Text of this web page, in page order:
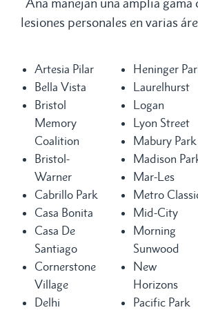
lesiones personales en varias
Artesia Pilar
Bella Vista
Bristol
Memory
Coalition
Bristol-
Warner
Cabrillo Park
Casa Bonita
Casa De
Santiago
Cornerstone
Village
Delhi
Heninger
Laurelhurst
Logan
Lyon Street
Mabury Park
Madison
Mar-Les
Metro
Mid-City
Morning
Sunwood
New
Horizons
Pacific Park